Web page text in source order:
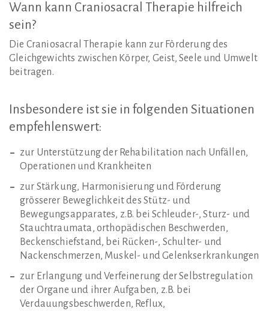
Wann kann Craniosacral Therapie hilfreich
sein?
Die Craniosacral Therapie kann zur Förderung des
Gleichgewichts zwischen Körper, Geist, Seele und Umwelt
beitragen.
Insbesondere istsie in folgenden Situationen
empfehlenswert:
zur Unterstützung der Rehabilitation nach Unfällen,
Operationen und Krankheiten
zur Stärkung, Harmonisierung und Förderung
grösserer Beweglichkeit des Stütz- und
Bewegungsapparates, z.B. bei Schleuder-, Sturz- und
Stauchtraumata, orthopädischen Beschwerden,
Beckenschiefstand, bei Rücken-, Schulter- und
Nackenschmerzen, Muskel- und Gelenkserkrankungen
zur Erlangung und Verfeinerung der Selbstregulation
der Organe und ihrer Aufgaben, z.B. bei
Verdauungsbeschwerden, Reflux,